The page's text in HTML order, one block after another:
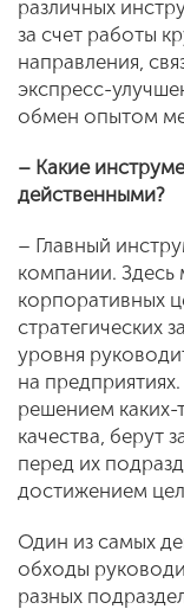
различных
за счет работы
направления,
экспресс-
обмен опытом
– Какие
действенными?
– Главный
компании.
корпоративных
стратегических
уровня
на
решением
качества, берут
перед их
достижением
Один из самых
обходы
разных